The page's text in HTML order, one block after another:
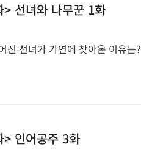
> 선녀와 나무꾼 1화
진 선녀가 가연에 찾아온 이유는?
> 인어공주 3화